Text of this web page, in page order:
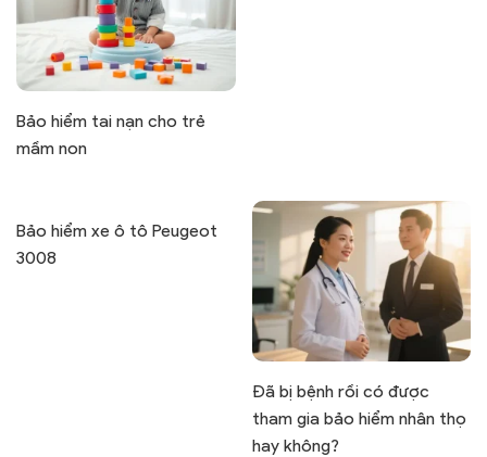
Bảo hiểm tai nạn cho trẻ
mầm non
Bảo hiểm xe ô tô Peugeot
3008
Đã bị bệnh rồi có được
tham gia bảo hiểm nhân thọ
hay không?